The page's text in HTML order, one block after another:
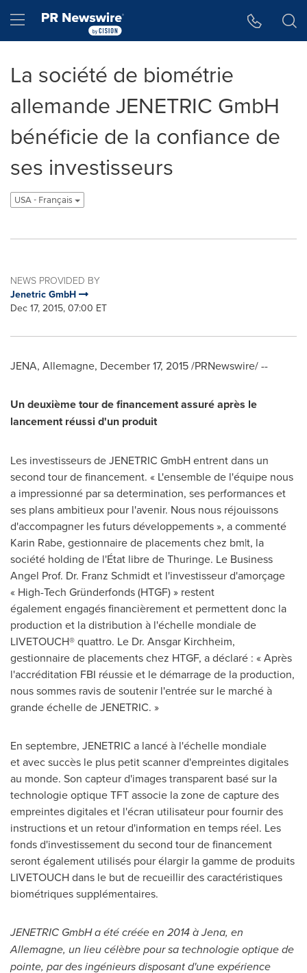
Hamburger menu
La société de biométrie
allemande JENETRIC GmbH
bénéficie de la confiance de
ses investisseurs
USA - Français
NEWS PROVIDED BY
Jenetric GmbH
Dec 17, 2015, 07:00 ET
JENA, Allemagne, December 17, 2015/PRNewswire/ --
Un deuxième tour de financementassuré après le
lancement réussi d'un produit
Les investisseurs de JENETRIC GmbH entrent dans un
second tour de financement. « L'ensemble de l'équipe nous
a impressionné par sa determination, ses performances et
ses plans ambitieux pour l'avenir. Nous nous réjouissons
d'accompagner les futurs développements », a commenté
Karin Rabe, gestionnaire de placements chez bm|t, la
société holding de l'État libre de Thuringe. Le Business
Angel Prof. Dr. Franz Schmidt et l'investisseur d'amorçage
« High-Tech Gründerfonds (HTGF) » restent
également engagés financièrement et permettent donc la
production et la distribution à l'échelle mondiale de
LIVETOUCH® quattro. Le Dr. Ansgar Kirchheim,
gestionnaire de placements chez HTGF, a déclaré : « Après
l'accréditation FBI réussie et le démarrage de la production,
nous sommes ravis de soutenir l'entrée sur le marché à
grande échelle de JENETRIC. »
En septembre, JENETRIC a lancé à l'échelle mondiale
et avec succès le plus petit scanner d'empreintes digitales
au monde. Son capteur d'images transparent basé sur la
technologie optique TFT associe la zone de capture des
empreintes digitales et l'écran utilisateur pour fournir des
instructions et un retour d'information en temps réel. Les
fonds d'investissement du second tour de financement
seront également utilisés pour élargir la gamme de produits
LIVETOUCH dans le but de recueillir des caractéristiques
biométriques supplémentaires.
JENETRIC GmbH a été créée en 2014 àJena, en
Allemagne, un lieu célèbre pour sa technologie optique de
pointe, par des ingénieurs disposant d'une expérience